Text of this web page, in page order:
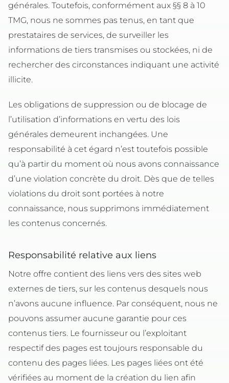
générales. Toutefois, conformément aux §§ 8 à 10
TMG, nous ne sommes pas tenus, en tant que
prestataires de services, de surveiller les
informations de tiers transmises ou stockées, ni de
rechercher des circonstances indiquant une activité
illicite.
Les obligations de suppression ou de blocage de
l’utilisation d’informations en vertu des lois
générales demeurent inchangées. Une
responsabilité à cet égard n’est toutefois possible
qu’à partir du moment où nous avons connaissance
d’une violation concrète du droit. Dès que de telles
violations du droit sont portées à notre
connaissance, nous supprimons immédiatement
les contenus concernés.
Responsabilité relative aux liens
Notre offre contient des liens vers des sites web
externes de tiers, sur les contenus desquels nous
n’avons aucune influence. Par conséquent, nous ne
pouvons assumer aucune garantie pour ces
contenus tiers. Le fournisseur ou l’exploitant
respectif des pages est toujours responsable du
contenu des pages liées. Les pages liées ont été
vérifiées au moment de la création du lien afin